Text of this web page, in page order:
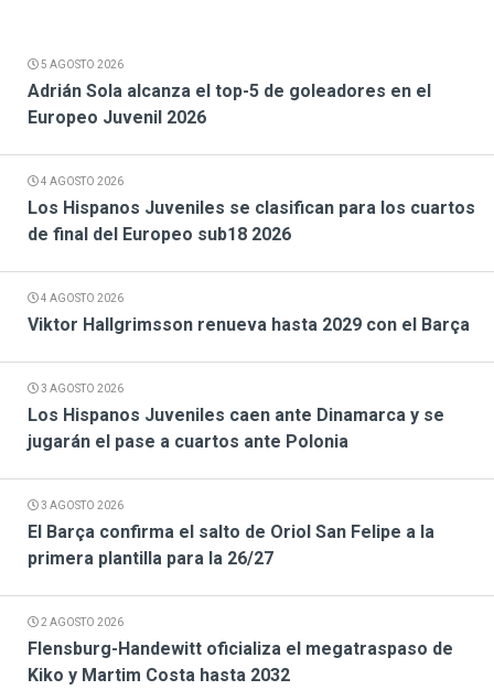
5 AGOSTO 2026
Adrián Sola alcanza el top-5 de goleadores en el
Europeo Juvenil 2026
4 AGOSTO 2026
Los Hispanos Juveniles se clasifican para los cuartos
de final del Europeo sub18 2026
4 AGOSTO 2026
Viktor Hallgrimsson renueva hasta 2029 con el Barça
3 AGOSTO 2026
Los Hispanos Juveniles caen ante Dinamarca y se
jugarán el pase a cuartos ante Polonia
3 AGOSTO 2026
El Barça confirma el salto de Oriol San Felipe a la
primera plantilla para la 26/27
2 AGOSTO 2026
Flensburg-Handewitt oficializa el megatraspaso de
Kiko y Martim Costa hasta 2032